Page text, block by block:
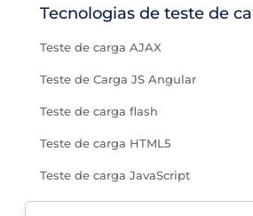
Tecnologias de teste de
Teste de carga AJAX
Teste de Carga JS Angular
Teste de carga flash
Teste de carga HTML5
Teste de carga JavaScript